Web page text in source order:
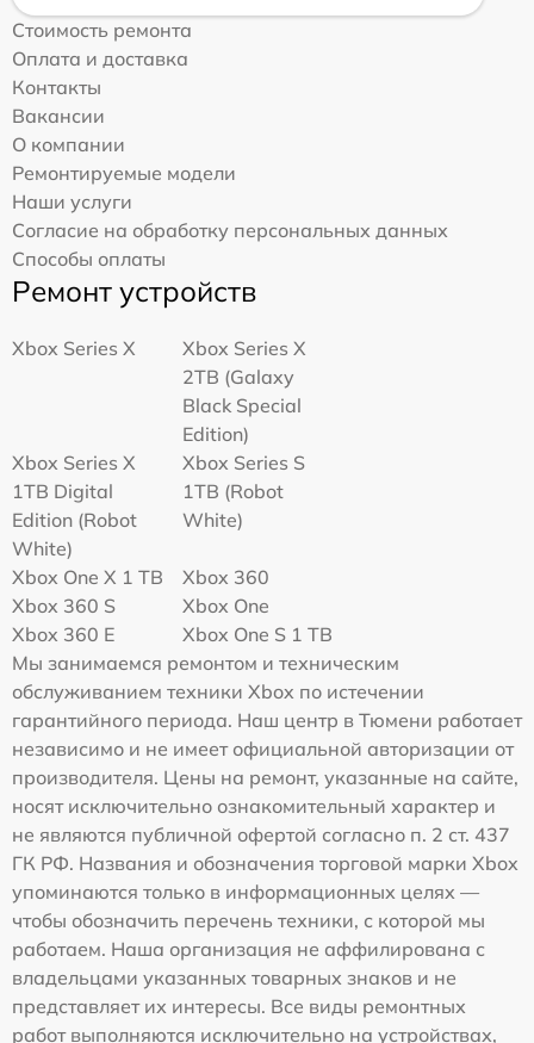
Стоимость ремонта
Оплата и доставка
Контакты
Вакансии
О компании
Ремонтируемые модели
Наши услуги
Согласие на обработку персональных данных
Способы оплаты
Ремонт устройств
Xbox Series X
Xbox Series X
2TB (Galaxy
Black Special
Edition)
Xbox Series X
1TB Digital
Edition (Robot
White)
Xbox Series S
1TB (Robot
White)
Xbox One X 1 TB
Xbox 360
Xbox 360 S
Xbox One
Xbox 360 E
Xbox One S 1 TB
Мы занимаемся ремонтом и техническим
обслуживанием техники Xbox по истечении
гарантийного периода. Наш центр в Тюмени работает
независимо и не имеет официальной авторизации от
производителя. Цены на ремонт, указанные на сайте,
носят исключительно ознакомительный характер и
не являются публичной офертой согласно п. 2 ст. 437
ГК РФ. Названия и обозначения торговой марки Xbox
упоминаются только в информационных целях —
чтобы обозначить перечень техники, с которой мы
работаем. Наша организация не аффилирована с
владельцами указанных товарных знаков и не
представляет их интересы. Все виды ремонтных
работ выполняются исключительно на устройствах,